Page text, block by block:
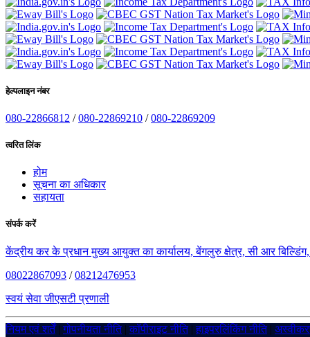
हेल्पलाइन नंबर
080-22866812 /080-22869210 /080-22869209
त्वरित लिंक
होम
सूचना का अधिकार
सहायता
संपर्क करें
केंद्रीय कर के प्रधान मुख्य आयुक्त का कार्यालय, बेंगलुरु क्षेत्र, सी आर
08022867093 /08212476953
स्वयं सेवा जीएसटी प्रणाली
नियम एवं शर्तें|गोपनीयता नीति|कॉपीराइट नीति|हाइपरलिंकिंग नीति|